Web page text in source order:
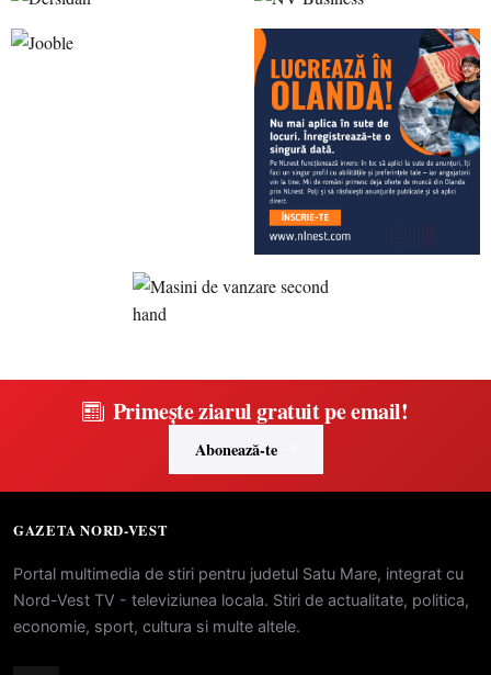
Primește ziarul gratuit pe email!
Abonează-te
GAZETA NORD-VEST
Portal multimedia de stiri pentru judetul Satu Mare, integrat cu
Nord-Vest TV - televiziunea locala. Stiri de actualitate, politica,
economie, sport, cultura si multe altele.